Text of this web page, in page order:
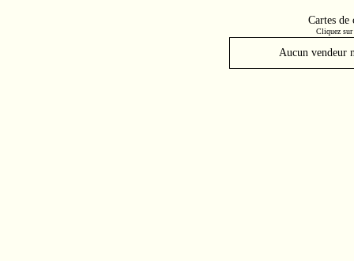
Cartes de
Cliquez sur
Aucun vendeur